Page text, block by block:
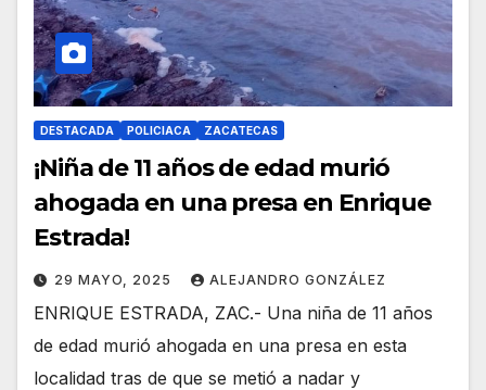
DESTACADA POLICIACA ZACATECAS
¡Niña de 11 años de edad murió
ahogada en una presa en Enrique
Estrada!
29 MAYO, 2025 ALEJANDRO GONZÁLEZ
ENRIQUE ESTRADA, ZAC.- Una niña de 11 años
de edad murió ahogada en una presa en esta
localidad tras de que se metió a nadar y